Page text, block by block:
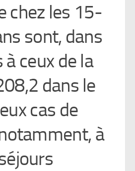
chez les 15-
sont, dans
ceux de la
dans le
cas de
à